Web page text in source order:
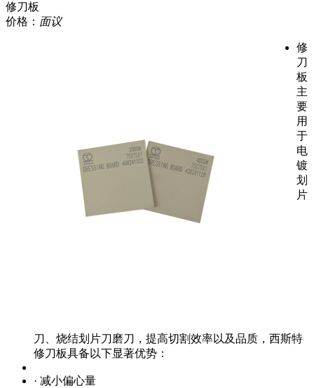
修刀板
价格： 面议
修
刀
板
主
要
用
于
电
镀
划
片
刀、烧结划片刀磨刀，提高切割效率以及品质，西斯特
修刀板具备以下显著优势：
· 减小偏心量